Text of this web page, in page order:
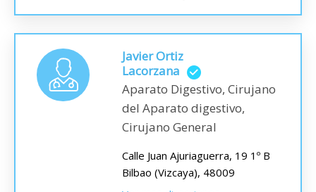
Javier Ortiz
Lacorzana
Aparato Digestivo, Cirujano
del Aparato digestivo,
Cirujano General
Calle Juan Ajuriaguerra, 19 1º B
Bilbao (Vizcaya), 48009